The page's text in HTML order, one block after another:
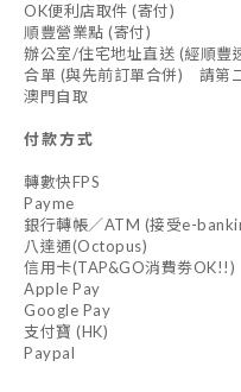
OK便利店取件 (寄付)
順豐營業點 (寄付)
辦公室/住宅地址直送 (經順豐
合單 (與先前訂單合併) 請第
澳門自取
付款方式
轉數快FPS
Payme
銀行轉帳／ATM (接受e-
八達通(Octopus)
信用卡(TAP&GO消費劵OK!!)
Apple Pay
Google Pay
支付寶 (HK)
Paypal